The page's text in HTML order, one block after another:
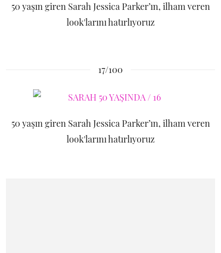
50 yaşın giren Sarah Jessica Parker’ın, ilham veren
look'larını hatırlıyoruz
17/100
50 yaşın giren Sarah Jessica Parker’ın, ilham veren
look'larını hatırlıyoruz